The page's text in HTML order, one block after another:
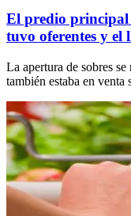
El predio principal
tuvo oferentes y el
La apertura de sobres
también estaba en venta